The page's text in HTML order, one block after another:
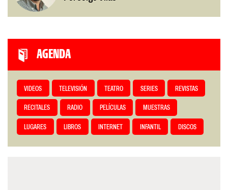
AGENDA
VIDEOS TELEVISIÓN TEATRO SERIES REVISTAS
RECITALES RADIO PELÍCULAS MUESTRAS
LUGARES LIBROS INTERNET INFANTIL DISCOS